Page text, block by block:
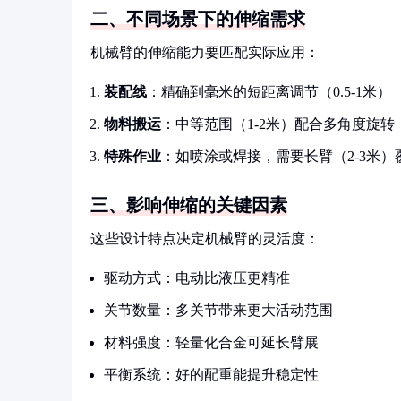
二、不同场景下的伸缩需求
机械臂的伸缩能力要匹配实际应用：
装配线 ：精确到毫米的短距离调节（0.5-1米）
物料搬运 ：中等范围（1-2米）配合多角度旋转
特殊作业 ：如喷涂或焊接，需要长臂（2-3米）
三、影响伸缩的关键因素
这些设计特点决定机械臂的灵活度：
驱动方式：电动比液压更精准
关节数量：多关节带来更大活动范围
材料强度：轻量化合金可延长臂展
平衡系统：好的配重能提升稳定性